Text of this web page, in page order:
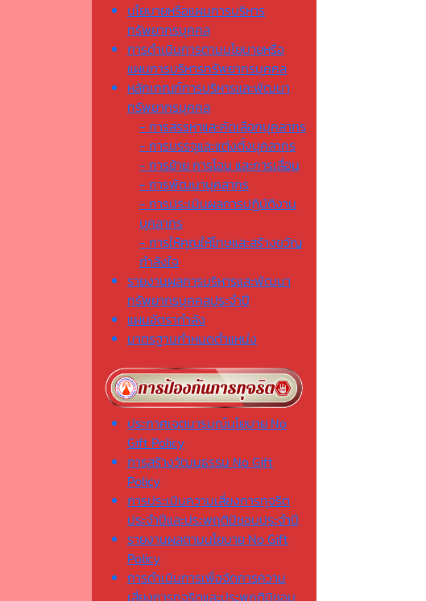
นโยบายหรือแผนการบริหาร
ทรัพยากรบุคคล
การดำเนินการตามนโยบายหรือ
แผนการบริหารทรัพยากรบุคคล
หลักเกณฑ์การบริหารและพัฒนา
ทรัพยากรบุคคล
- การสรรหาและคัดเลือกบุคลากร
- การบรรจุและแต่งตั้งบุคลากร
- การย้าย การโอน และการเลื่อน
- การพัฒนาบุคลากร
- การประเมินผลการปฏิบัติงาน
บุคลากร
- การให้คุณให้โทษและสร้างขวัญ
กำลังใจ
รายงานผลการบริหารและพัฒนา
ทรัพยากรบุคคลประจำปี
แผนอัตรากำลัง
มาตรฐานกำหนดตำแหน่ง
ประกาศเจตนารมณ์นโยบาย No
Gift Policy
การสร้างวัฒนธรรม No Gift
Policy
การประเมินความเสี่ยงการทุจริต
ประจำปีและประพฤติมิชอบประจำปี
รายงานผลตามนโยบาย No Gift
Policy
การดำเนินการเพื่อจัดการความ
เสี่ยงการทุจริตและประพฤติมิชอบ